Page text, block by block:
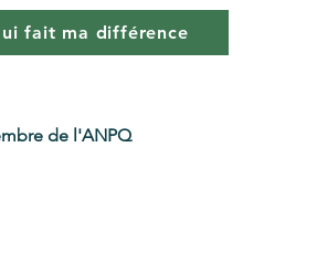
fait ma différence
de l'ANPQ